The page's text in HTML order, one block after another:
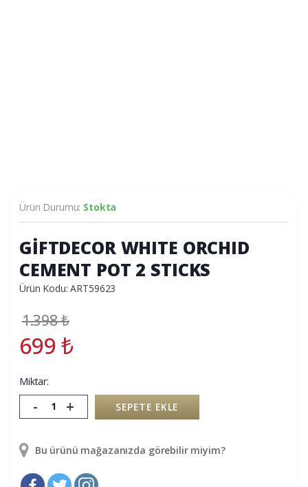
Ürün Durumu: Stokta
GİFTDECOR WHITE ORCHID
CEMENT POT 2 STICKS
Ürün Kodu: ART59623
1.398₺
699₺
Miktar:
- + SEPETE EKLE
Bu ürünü mağazanızda görebilir miyim?